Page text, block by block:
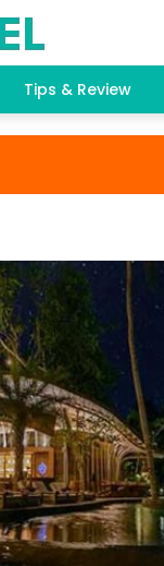
Tips & Review